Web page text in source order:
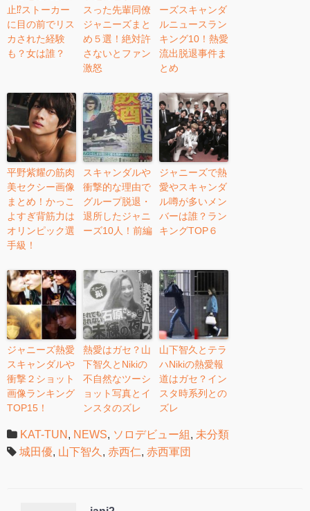
止⁉︎ストーカー
に目の前でリス
カされた経験
も？女は誰？
スった先輩同僚
ジャニーズまと
め５選！絶対許
さないとファン
激怒
ーズスキャンダ
ルニュースラン
キング10！熱愛
流出脱退事件ま
とめ
平野紫耀の筋肉
美セクシー画像
まとめ！かっこ
よすぎ背筋力は
オリンピック選
手級！
スキャンダルや
衝撃的な理由で
グループ脱退・
退所したジャニ
ーズ10人！前編
ジャニーズで熱
愛やスキャンダ
ル噂が多いメン
バーは誰？ラン
キングTOP６
ジャニーズ熱愛
スキャンダルや
衝撃２ショット
画像ランキング
TOP15！
熱愛はガセ？山
下智久とNikiの
不自然なツーシ
ョット写真とイ
ンスタのズレ
山下智久とテラ
ハNikiの熱愛報
道はガセ？イン
スタ時系列との
ズレ
KAT-TUN , NEWS, ソロデビュー組 , 未分類
城田優, 山下智久 , 赤西仁, 赤西軍団